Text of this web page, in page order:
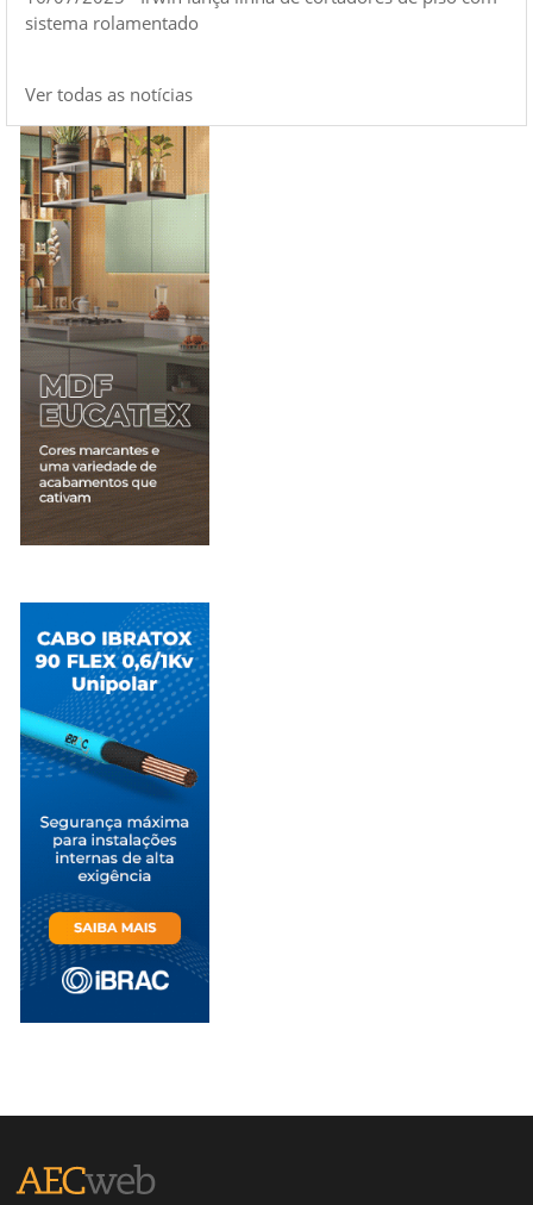
sistema rolamentado
Ver todas as notícias